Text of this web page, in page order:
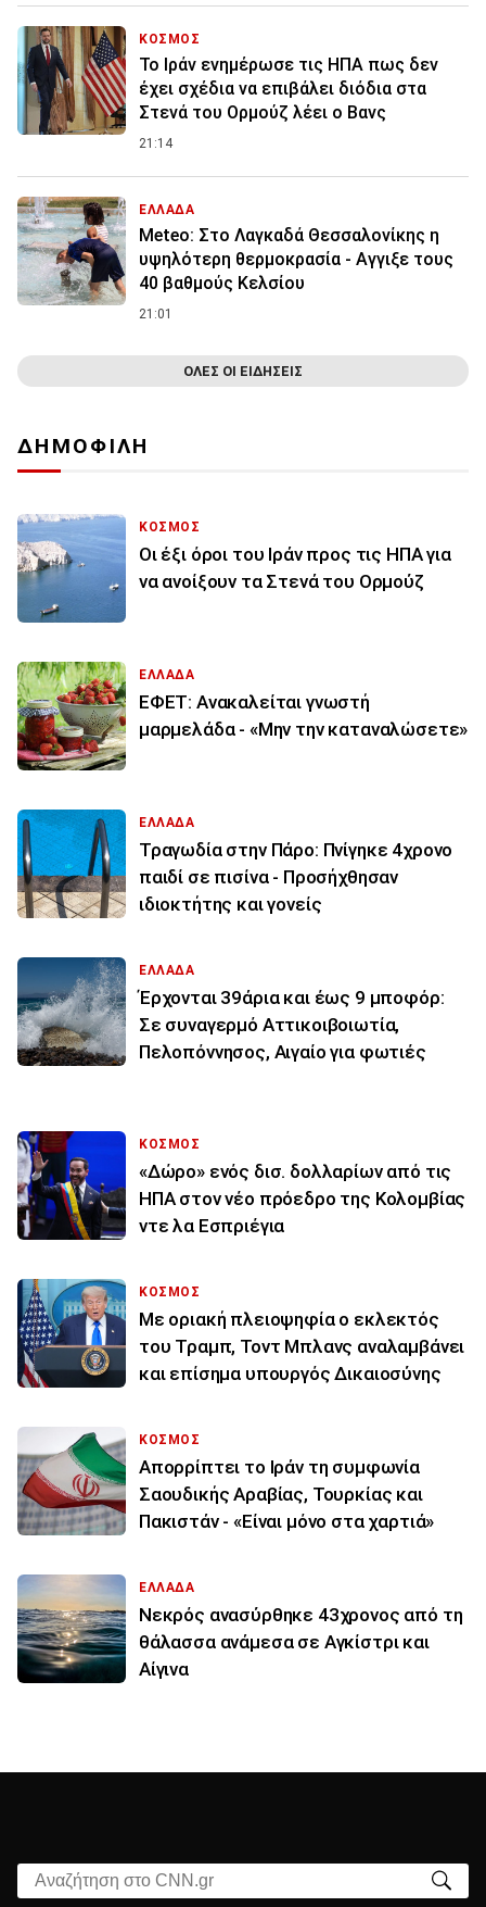
ΚΟΣΜΟΣ
To Ιράν ενημέρωσε τις ΗΠΑ πως δεν
έχει σχέδια να επιβάλει διόδια στα
Στενά του Ορμούζ λέει ο Βανς
21:14
ΕΛΛΑΔΑ
Meteo: Στο Λαγκαδά Θεσσαλονίκης η
υψηλότερη θερμοκρασία - Αγγιξε τους
40 βαθμούς Κελσίου
21:01
ΟΛΕΣ ΟΙ ΕΙΔΗΣΕΙΣ
ΔΗΜΟΦΙΛΗ
ΚΟΣΜΟΣ
Οι έξι όροι του Ιράν προς τις ΗΠΑ για
να ανοίξουν τα Στενά του Ορμούζ
ΕΛΛΑΔΑ
ΕΦΕΤ: Ανακαλείται γνωστή
μαρμελάδα - «Μην την καταναλώσετε»
ΕΛΛΑΔΑ
Τραγωδία στην Πάρο: Πνίγηκε 4χρονο
παιδί σε πισίνα - Προσήχθησαν
ιδιοκτήτης και γονείς
ΕΛΛΑΔΑ
Έρχονται 39άρια και έως 9 μποφόρ:
Σε συναγερμό Αττικοιβοιωτία,
Πελοπόννησος, Αιγαίο για φωτιές
ΚΟΣΜΟΣ
«Δώρο» ενός δισ. δολλαρίων από τις
ΗΠΑ στον νέο πρόεδρο της Κολομβίας
ντε λα Εσπριέγια
ΚΟΣΜΟΣ
Με οριακή πλειοψηφία ο εκλεκτός
του Τραμπ, Τοντ Μπλανς αναλαμβάνει
και επίσημα υπουργός Δικαιοσύνης
ΚΟΣΜΟΣ
Απορρίπτει το Ιράν τη συμφωνία
Σαουδικής Αραβίας, Τουρκίας και
Πακιστάν - «Είναι μόνο στα χαρτιά»
ΕΛΛΑΔΑ
Νεκρός ανασύρθηκε 43χρονος από τη
θάλασσα ανάμεσα σε Αγκίστρι και
Αίγινα
Αναζήτηση στο CNN.gr